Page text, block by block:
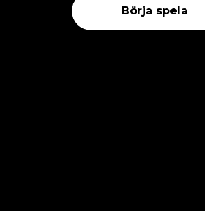
Börja spela